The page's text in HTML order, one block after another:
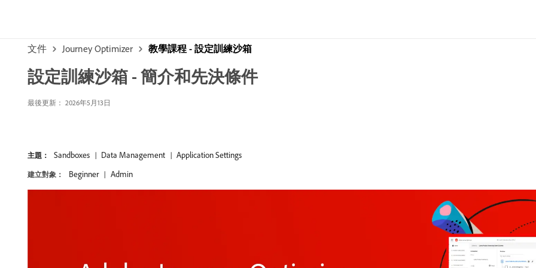
文件 Journey Optimizer 教學課程 - 設定訓練沙箱
設定訓練沙箱 - 簡介和先決條件
最後更新： 2026年5月13日
主題： Sandboxes Data Management Application Settings
建立對象： Beginner Admin